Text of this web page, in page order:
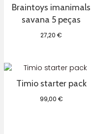
Braintoys imanimals
savana 5 peças
27,20€
Timio starter pack
99,00 €